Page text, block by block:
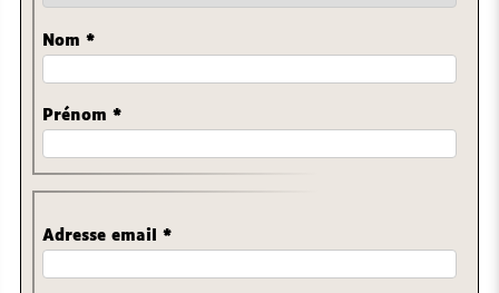
Nom*
Prénom*
Adresse email*